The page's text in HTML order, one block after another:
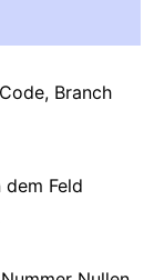
Branch
Feld